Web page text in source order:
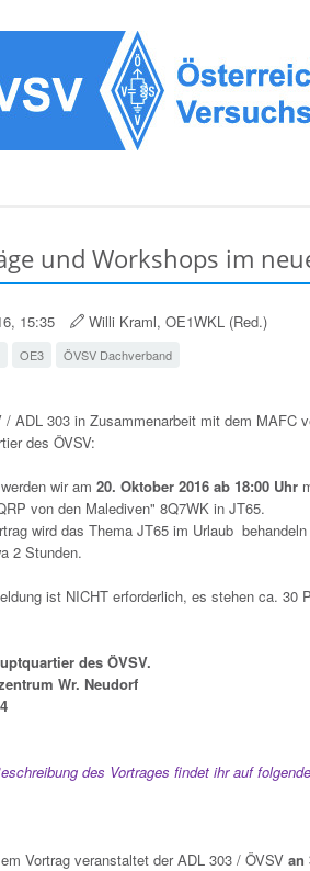
und Workshops im
15:35 Willi Kraml, OE1WKL (Red.)
OE3 ÖVSV Dachverband
/ ADL 303 in Zusammenarbeit mit dem MAFC
des ÖVSV:
wir am 20. Oktober 2016 ab 18:00 Uhr
von den Malediven" 8Q7WK in JT65.
wird das Thema JT65 im Urlaub behandeln
2 Stunden.
ist NICHT erforderlich, es stehen ca. 30
des ÖVSV.
Wr. Neudorf
des Vortrages findet ihr auf
Vortrag veranstaltet der ADL 303 / ÖVSV an